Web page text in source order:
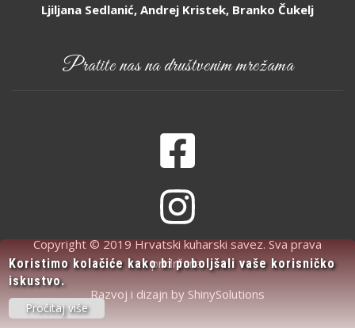
Ljiljana Sedlanić, Andrej Kristek, Branko Čukelj
Pratite nas na društvenim mrežama
Copyright © 2019 Hrvatski kuharski savez. Sva prava
pridržana.
Razvoj i dizajn by ShinySolutions
Koristimo kolačiće kako bi poboljšali vaše korisničko
iskustvo.
Pročitaj više